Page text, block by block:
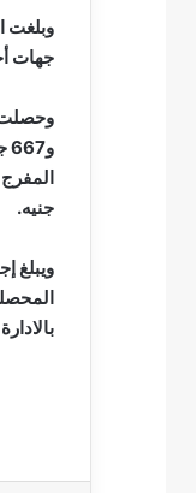
جهات أخرى 9 مليون و121 ألف و794 جنيه بإجمالى إيرادات
جنيه.
بالادارة